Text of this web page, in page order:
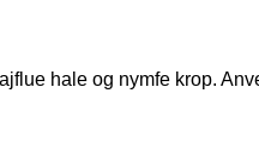
hale og nymfe krop.